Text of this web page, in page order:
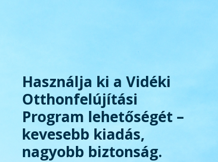
Használja ki a Vidéki
Otthonfelújítási
Program lehetőségét –
kevesebb kiadás,
nagyobb biztonság.